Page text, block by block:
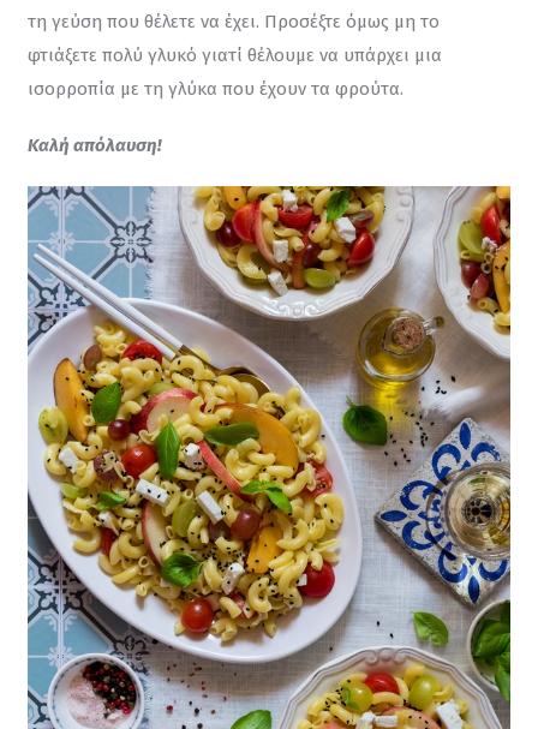
τη γεύση που θέλετε να έχει. Προσέξτε όμως μη το
φτιάξετε πολύ γλυκό γιατί θέλουμε να υπάρχει μια
ισορροπία με τη γλύκα που έχουν τα φρούτα.
Καλή απόλαυση!